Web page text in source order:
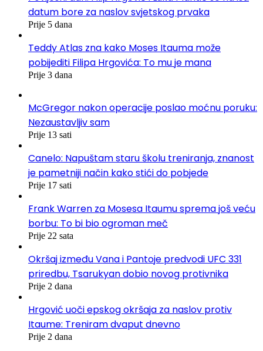
datum bore za naslov svjetskog prvaka
Prije 5 dana
Teddy Atlas zna kako Moses Itauma može
pobijediti Filipa Hrgovića: To mu je mana
Prije 3 dana
McGregor nakon operacije poslao moćnu poruku:
Nezaustavljiv sam
Prije 13 sati
Canelo: Napuštam staru školu treniranja, znanost
je pametniji način kako stići do pobjede
Prije 17 sati
Frank Warren za Mosesa Itaumu sprema još veću
borbu: To bi bio ogroman meč
Prije 22 sata
Okršaj između Vana i Pantoje predvodi UFC 331
priredbu, Tsarukyan dobio novog protivnika
Prije 2 dana
Hrgović uoči epskog okršaja za naslov protiv
Itaume: Treniram dvaput dnevno
Prije 2 dana